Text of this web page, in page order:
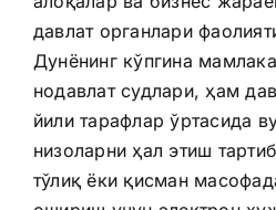
давлат органлари
Дунёнинг кўпгина
нодавлат судлари, ҳам
йили тарафлар ўртасида
низоларни ҳал этиш
тўлиқ ёки қисман